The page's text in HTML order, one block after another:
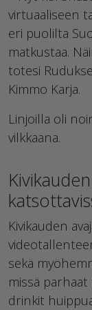
virtuaaliseen
eri puolilta
matkustaa.
totesi
Kimmo Karja.
Linjoilla oli
vilkkaana.
Kivikauden
sekä
missä
drinkit